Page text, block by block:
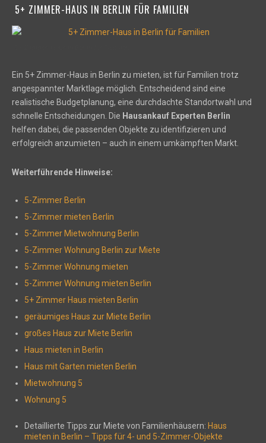
5+ ZIMMER-HAUS IN BERLIN FÜR FAMILIEN
Ein 5+ Zimmer-Haus in Berlin zu mieten, ist für Familien trotz
angespannter Marktlage möglich. Entscheidend sind eine
realistische Budgetplanung, eine durchdachte Standortwahl und
schnelle Entscheidungen. Die Hausankauf Experten Berlin
helfen dabei, die passenden Objekte zu identifizieren und
erfolgreich anzumieten – auch in einem umkämpften Markt.
Weiterführende Hinweise:
5-Zimmer Berlin
5-Zimmer mieten Berlin
5-Zimmer Mietwohnung Berlin
5-Zimmer Wohnung Berlin zur Miete
5-Zimmer Wohnung mieten
5-Zimmer Wohnung mieten Berlin
5+ Zimmer Haus mieten Berlin
geräumiges Haus zur Miete Berlin
großes Haus zur Miete Berlin
Haus mieten in Berlin
Haus mit Garten mieten Berlin
Mietwohnung 5
Wohnung 5
Detaillierte Tipps zur Miete von Familienhäusern: Haus
mieten in Berlin – Tipps für 4- und 5-Zimmer-Objekte